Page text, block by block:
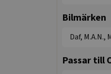
Bilmärken
Daf, M.A.N.,
Passar till